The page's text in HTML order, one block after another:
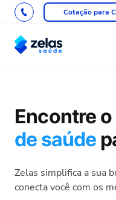
Cotação para
Encontre o
de saúde
Zelas simplifica a sua
conecta você com os